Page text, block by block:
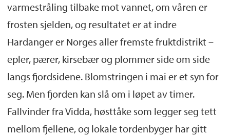
varmestråling tilbake mot vannet, om våren er
frosten sjelden, og resultatet er at indre
Hardanger er Norges aller fremste fruktdistrikt –
epler, pærer, kirsebær og plommer side om side
langs fjordsidene. Blomstringen i mai er et syn for
seg. Men fjorden kan slå om i løpet av timer.
Fallvinder fra Vidda, høsttåke som legger seg tett
mellom fjellene, og lokale tordenbyger har gitt